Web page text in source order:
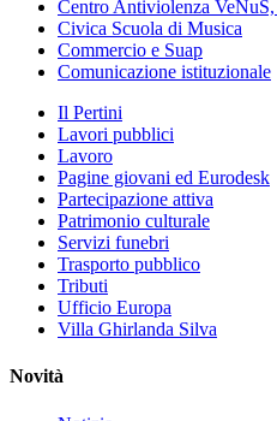
Centro Antiviolenza
Civica Scuola di Musica
Commercio e Suap
Comunicazione istituzionale
Il Pertini
Lavori pubblici
Lavoro
Pagine giovani ed Eurodesk
Partecipazione attiva
Patrimonio culturale
Servizi funebri
Trasporto pubblico
Tributi
Ufficio Europa
Villa Ghirlanda Silva
Novità